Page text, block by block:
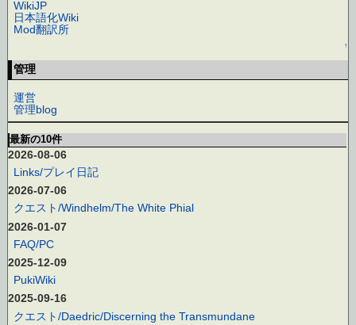
WikiJP
日本語化Wiki
Mod翻訳所
↑
管理
運営
管理blog
最新の10件
2026-08-06
Links/プレイ日記
2026-07-06
クエスト/Windhelm/The White Phial
2026-01-07
FAQ/PC
2025-12-09
PukiWiki
2025-09-16
クエスト/Daedric/Discerning the Transmundane